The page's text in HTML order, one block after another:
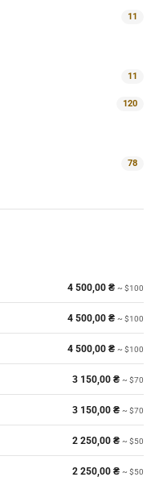
11
11
120
78
4 500,00 ₴ ~ $100
4 500,00 ₴ ~ $100
4 500,00 ₴ ~ $100
3 150,00 ₴ ~ $70
3 150,00 ₴ ~ $70
2 250,00 ₴ ~ $50
2 250,00 ₴ ~ $50